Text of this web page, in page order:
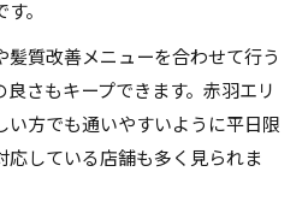
。
質改善メニューを合わせて行う
さもキープできます。赤羽エリ
い方でも通いやすいように平日限
応している店舗も多く見られま